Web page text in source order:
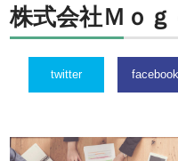
株式会社Ｍｏｇ
twitter facebook